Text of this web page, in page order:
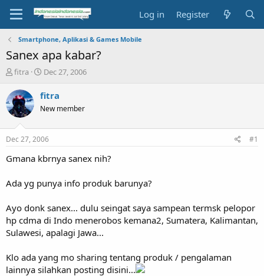
Log in Register
Smartphone, Aplikasi & Games Mobile
Sanex apa kabar?
T
r
e
a
t
a
e
fitra
S
a
t
a
t
e
Dec 27, 2006
fitra
New member
Dec 27, 2006 #1
Gmana kbrnya sanex nih?
Ada yg punya info produk barunya?
Ayo donk sanex... dulu seingat saya sampean termsk pelopor
hp cdma di Indo menerobos kemana2, Sumatera, Kalimantan,
Sulawesi, apalagi Jawa...
Klo ada yang mo sharing tentang produk / pengalaman
lainnya silahkan posting disini...